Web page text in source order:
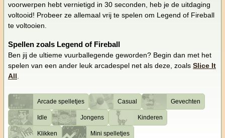
voorwerpen hebt vernietigd in 30 seconden, heb je de uitdaging
voltooid! Probeer ze allemaal vrij te spelen om Legend of Fireball
te voltooien.
Spellen zoals Legend of Fireball
Ben jij de ultieme vuurballegende geworden? Begin dan met het
spelen van een ander leuk arcadespel net als deze, zoals Slice It
All.
Arcade spelletjes Casual Gevechten
Idle Jongens Kinderen
Klikken Mini spelletjes